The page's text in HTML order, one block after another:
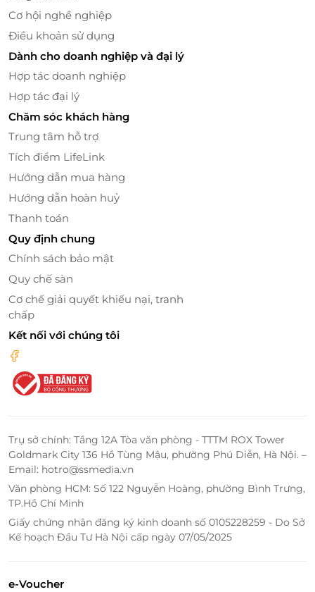
lịch làng nổi Tân Lập. Hướng dẫn viên sẽ đưa quý
khách lên xuống thuyền bắt đầu hành trình khám
phá thiên nhiên nơi đây.
nhỏ giữa lòng Long An. Xen lẫn giữa làng nổi có con
Cơ hội nghề nghiệp
Điều khoản sử dụng
Dành cho doanh nghiệp và đại lý
Hợp tác doanh nghiệp
Hợp tác đại lý
Chăm sóc khách hàng
Trung tâm hỗ trợ
Tích điểm LifeLink
Hướng dẫn mua hàng
Hướng dẫn hoàn huỷ
Thanh toán
Quy định chung
Chính sách bảo mật
Quy chế sàn
Cơ chế giải quyết khiếu nại, tranh
chấp
Kết nối với chúng tôi
Trụ sở chính: Tầng 12A Tòa văn phòng - TTTM ROX Tower
Goldmark City 136 Hồ Tùng Mậu, phường Phú Diễn, Hà Nội. –
Email: hotro@ssmedia.vn
Văn phòng HCM: Số 122 Nguyễn Hoàng, phường Bình Trưng,
TP.Hồ Chí Minh
Giấy chứng nhận đăng ký kinh doanh số 0105228259 - Do Sở
Kế hoạch Đầu Tư Hà Nội cấp ngày 07/05/2025
e-Voucher